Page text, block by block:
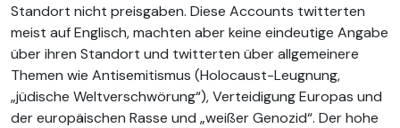
Standort nicht preisgaben. Diese Accounts twitterten
meist auf Englisch, machten aber keine eindeutige Angabe
über ihren Standort und twitterten über allgemeinere
Themen wie Antisemitismus (Holocaust-Leugnung,
„jüdische Weltverschwörung“), Verteidigung Europas und
der europäischen Rasse und „weißer Genozid“. Der hohe